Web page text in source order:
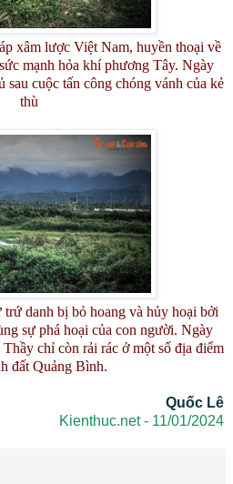
xâm lược Việt Nam, huyền thoại về
mạnh hỏa khí phương Tây. Ngày
cuộc tấn công chóng vánh của kẻ
thù
danh bị bỏ hoang và hủy hoại bởi
sự phá hoại của con người. Ngày
chỉ còn rải rác ở một số địa điểm
đất Quảng Bình.
Quốc Lê
Kienthuc.net - 11/01/2024